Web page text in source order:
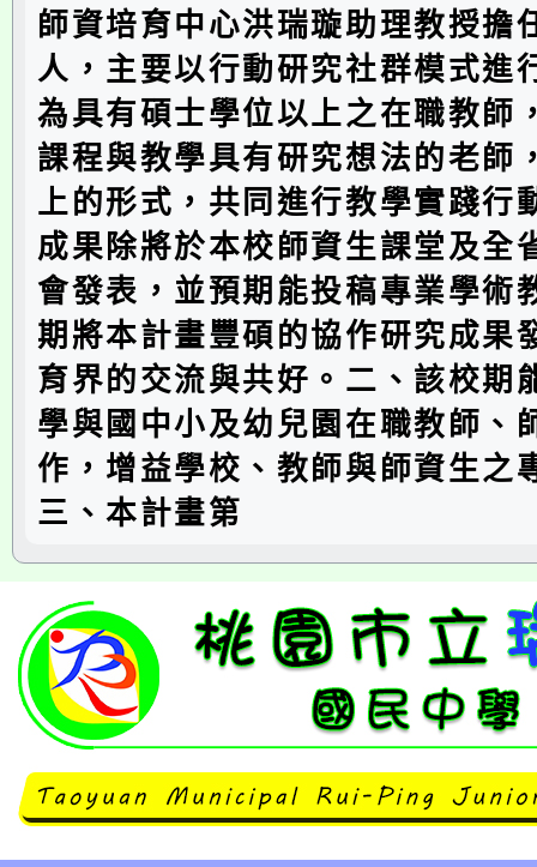
師資培育中心洪瑞璇助理教授擔
人，主要以行動研究社群模式進
為具有碩士學位以上之在職教師
課程與教學具有研究想法的老師
上的形式，共同進行教學實踐行
成果除將於本校師資生課堂及全
會發表，並預期能投稿專業學術
期將本計畫豐碩的協作研究成果
育界的交流與共好。二、該校期
學與國中小及幼兒園在職教師、
作，增益學校、教師與師資生之
三、本計畫第